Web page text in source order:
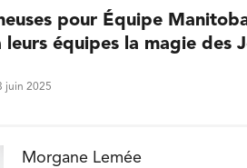
pour Équipe
leurs équipes la magie des
juin 2025
Morgane Lemée